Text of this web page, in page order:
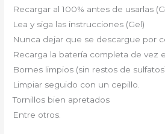
Recargar al 100% antes de usarlas
Lea y siga las instrucciones (Gel)
Nunca dejar que se descargue por
Recarga la batería completa de vez
Bornes limpios (sin restos de
Limpiar seguido con un cepillo.
Tornillos bien apretados
Entre otros.